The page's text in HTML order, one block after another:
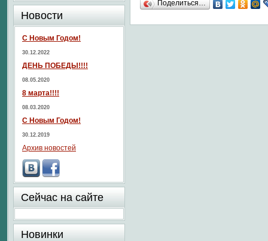
Поделиться…
Новости
С Новым Годом!
30.12.2022
ДЕНЬ ПОБЕДЫ!!!!
08.05.2020
8 марта!!!!
08.03.2020
С Новым Годом!
30.12.2019
Архив новостей
Сейчас на сайте
Новинки